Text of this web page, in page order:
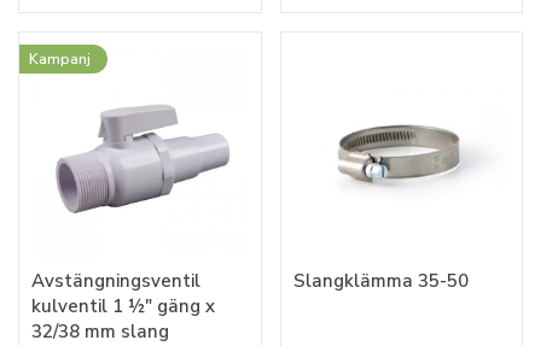
Kampanj
Avstängningsventil
kulventil 1 ½" gäng x
32/38 mm slang
Slangklämma 35-50